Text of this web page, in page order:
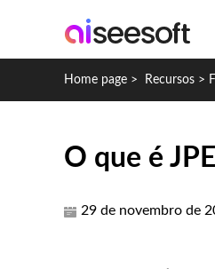
Home page > Recursos >
O que é
29 de novembro de